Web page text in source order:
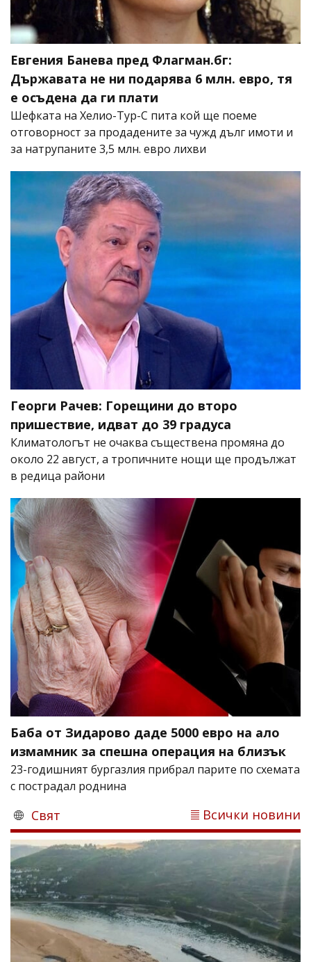
Евгения Банева пред Флагман.бг:
Държавата не ни подарява 6 млн. евро, тя
е осъдена да ги плати
Шефката на Хелио-Тур-С пита кой ще поеме
отговорност за продадените за чужд дълг имоти и
за натрупаните 3,5 млн. евро лихви
Георги Рачев: Горещини до второ
пришествие, идват до 39 градуса
Климатологът не очаква съществена промяна до
около 22 август, а тропичните нощи ще продължат
в редица райони
Баба от Зидарово даде 5000 евро на ало
измамник за спешна операция на близък
23-годишният бургазлия прибрал парите по схемата
с пострадал роднина
Свят Всички новини